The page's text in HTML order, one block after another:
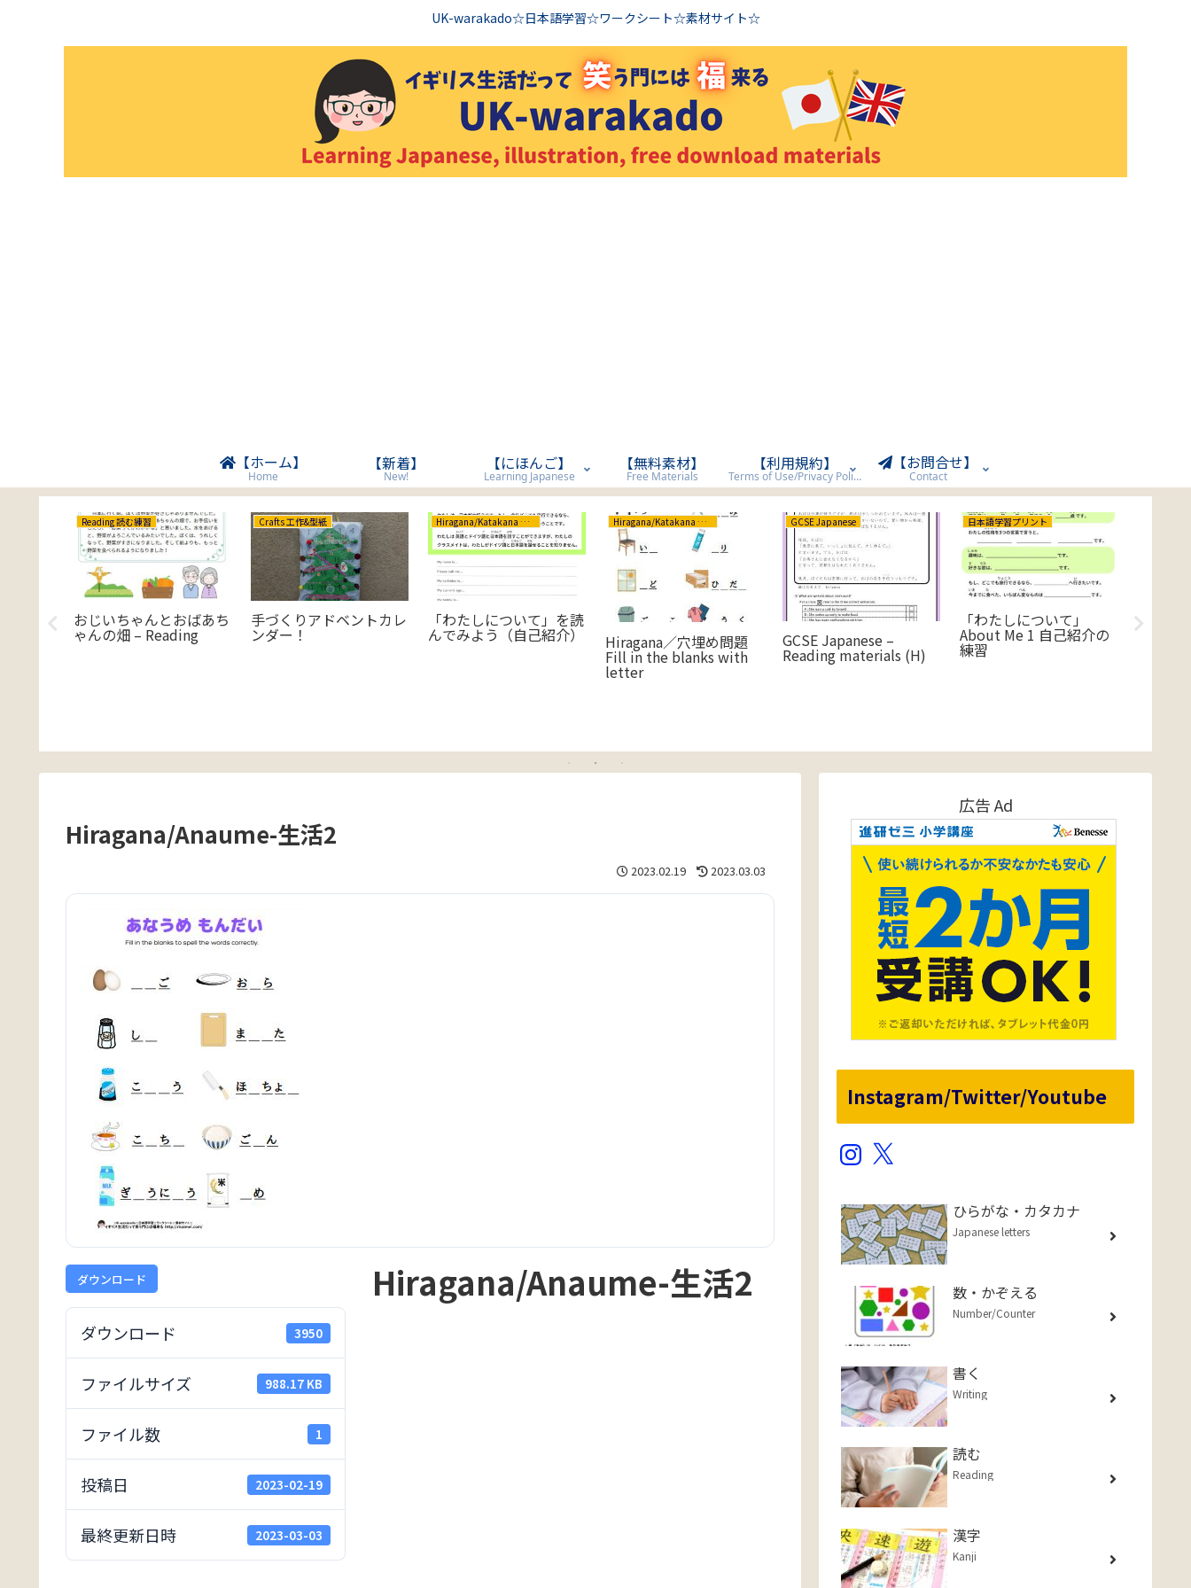
UK-warakado☆日本語学習☆ワークシート☆素材サイト☆
【ホーム】
Home
【新着】
New!
【にほんご】
Learning Japanese
【無料素材】
Free Materials
【利用規約】
Terms of Use/Privacy Policy
【お問合せ】
Contact
Reading 読む練習
おじいちゃんとおばあち
ゃんの畑 – Reading
Crafts 工作&型紙
手づくりアドベントカレ
ンダー！
Hiragana/Katakana ひらがな/カタカナ
「わたしについて」を読
んでみよう（自己紹介）
Hiragana/Katakana ひらがな/カタカナ
Hiragana／穴埋め問題
Fill in the blanks with
letter
GCSE Japanese
GCSE Japanese –
Reading materials (H)
日本語学習プリント
「わたしについて」
About Me 1 自己紹介の
練習
Hiragana/Anaume-生活2
2023.02.19 2023.03.03
ダウンロード
ダウンロード 3950
ファイルサイズ 988.17 KB
ファイル数 1
投稿日 2023-02-19
最終更新日時 2023-03-03
Hiragana/Anaume-生活2
広告 Ad
Instagram/Twitter/Youtube
Instagram
X
ひらがな・カタカナ
Japanese letters
数・かぞえる
Number/Counter
書く
Writing
読む
Reading
漢字
Kanji